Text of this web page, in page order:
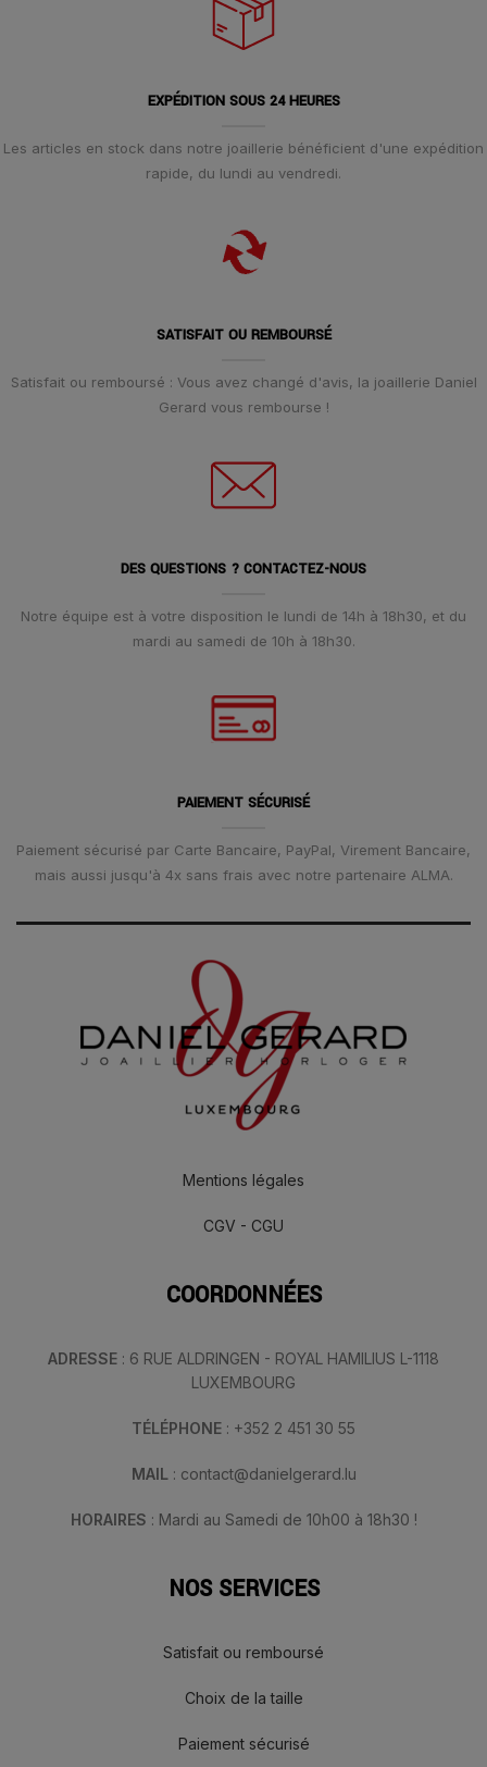
EXPÉDITION SOUS 24 HEURES
Les articles en stock dans notre joaillerie bénéficient d'une expédition
rapide, du lundi au vendredi.
SATISFAIT OU REMBOURSÉ
Satisfait ou remboursé : Vous avez changé d'avis, la joaillerie Daniel
Gerard vous rembourse !
DES QUESTIONS ? CONTACTEZ-NOUS
Notre équipe est à votre disposition le lundi de 14h à 18h30, et du
mardi au samedi de 10h à 18h30.
PAIEMENT SÉCURISÉ
Paiement sécurisé par Carte Bancaire, PayPal, Virement Bancaire,
mais aussi jusqu'à 4x sans frais avec notre partenaire ALMA.
Mentions légales
CGV - CGU
COORDONNÉES
ADRESSE : 6 RUE ALDRINGEN - ROYAL HAMILIUS L-1118
LUXEMBOURG
TÉLÉPHONE : +352 2 451 30 55
MAIL : contact@danielgerard.lu
HORAIRES : Mardi au Samedi de 10h00 à 18h30 !
NOS SERVICES
Satisfait ou remboursé
Choix de la taille
Paiement sécurisé